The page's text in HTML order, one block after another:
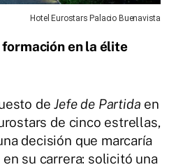
Hotel Eurostars Palacio Buenavista
en la élite
deJefe de Partida en
de cinco estrellas,
decisión que marcaría
su carrera: solicitó una